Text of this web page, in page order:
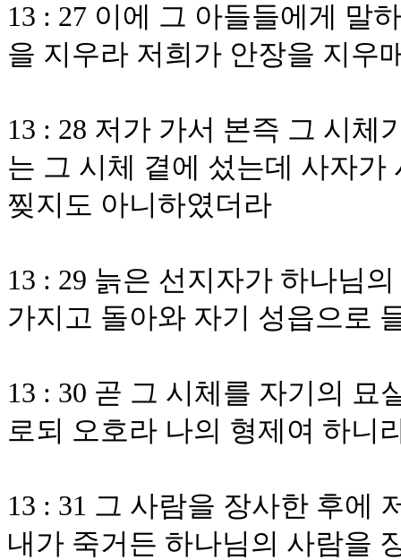
13 : 27 이에 그 아들들에게 말
을 지우라 저희가 안장을 지우
13 : 28 저가 가서 본즉 그 시체
는 그 시체 곁에 섰는데 사자
찢지도 아니하였더라
13 : 29 늙은 선지자가 하나님
가지고 돌아와 자기 성읍으로
13 : 30 곧 그 시체를 자기의 묘
로되 오호라 나의 형제여 하니
13 : 31 그 사람을 장사한 후에
내가 죽거든 하나님의 사람을